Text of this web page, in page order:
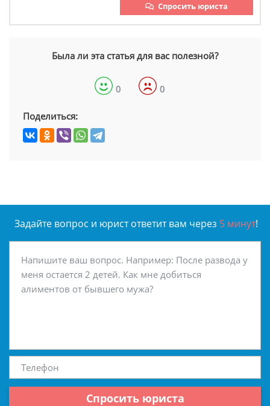
Спросить юриста
Была ли эта статья для вас полезной?
0 0
Поделиться:
Задайте вопрос и юрист ответит вам через 5 минут!
Спросить юриста